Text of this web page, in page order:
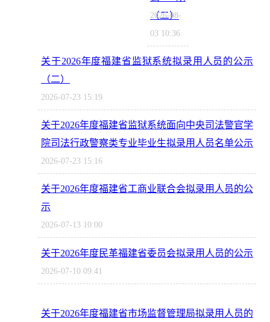
2026-08-
03 10:36
（二）
2026-07-23 15:19
关于2026年度福建省监狱系统拟录用人员的公示
（二）
2026-07-23 15:16
关于2026年度福建省监狱系统面向中央司法警官学
院司法行政警察类专业毕业生拟录用人员名单公示
2026-07-13 10:00
关于2026年度福建省工商业联合会拟录用人员的公
示
2026-07-10 09:41
关于2026年度民革福建省委员会拟录用人员的公示
关于2026年度福建省市场监督管理局拟录用人员的